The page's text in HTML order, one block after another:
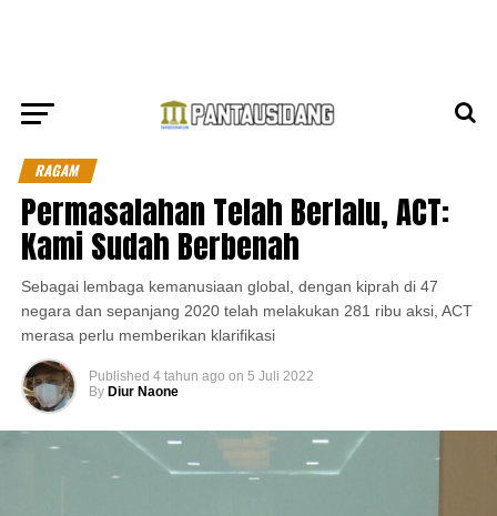
RAGAM
Permasalahan Telah Berlalu, ACT:
Kami Sudah Berbenah
Sebagai lembaga kemanusiaan global, dengan kiprah di 47
negara dan sepanjang 2020 telah melakukan 281 ribu aksi, ACT
merasa perlu memberikan klarifikasi
Published 4 tahun ago on 5 Juli 2022
By Diur Naone